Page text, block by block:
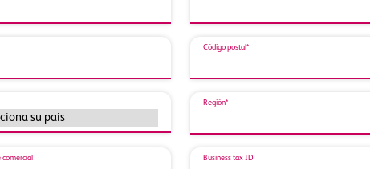
Código postal*
Región*
comercial Business tax ID